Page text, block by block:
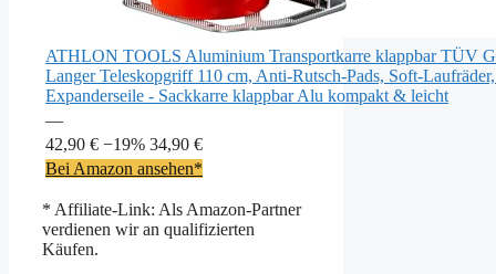
ATHLON TOOLS Aluminium Transportkarre klappbar TÜV
Langer Teleskopgriff 110 cm, Anti-Rutsch-Pads, Soft-
Expanderseile - Sackkarre klappbar Alu kompakt & leicht
—
42,90 € −19% 34,90 €
Bei Amazon ansehen*
* Affiliate-Link: Als Amazon-Partner
verdienen wir an qualifizierten
Käufen.